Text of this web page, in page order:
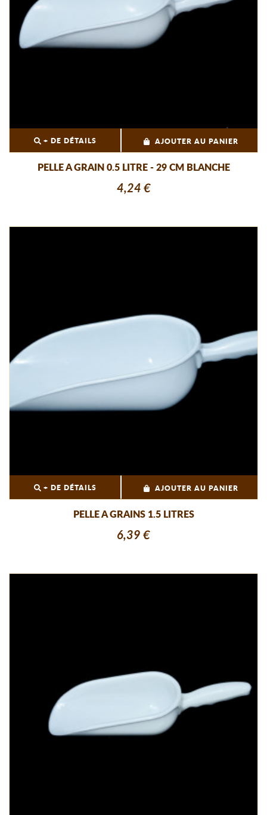
+ DE DÉTAILS AJOUTER AU PANIER
PELLE A GRAIN 0.5 LITRE - 29 CM BLANCHE
4,24 €
+ DE DÉTAILS AJOUTER AU PANIER
PELLE A GRAINS 1.5 LITRES
6,39 €